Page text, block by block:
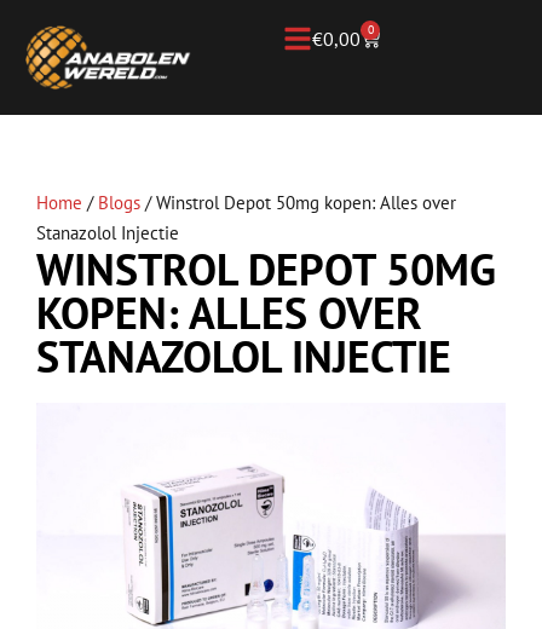
€0,00 0
Home / Blogs /Winstrol Depot 50mg kopen: Alles over
Stanazolol Injectie
WINSTROL DEPOT 50MG
KOPEN: ALLES OVER
STANAZOLOL INJECTIE